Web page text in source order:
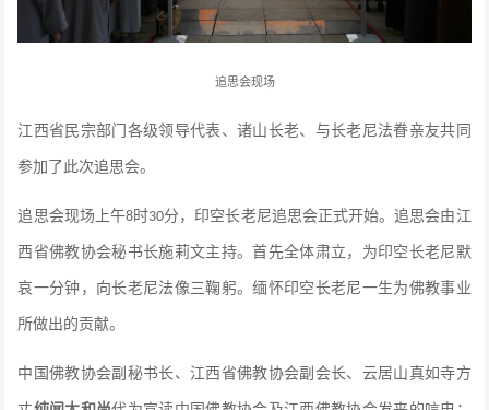
追思会现场
江西省民宗部门各级领导代表、诸山长老、与长老尼法眷亲友共同
参加了此次追思会。
追思会现场上午8时30分，印空长老尼追思会正式开始。追思会由江
西省佛教协会秘书长施莉文主持。首先全体肃立，为印空长老尼默
哀一分钟，向长老尼法像三鞠躬。缅怀印空长老尼一生为佛教事业
所做出的贡献。
中国佛教协会副秘书长、江西省佛教协会副会长、云居山真如寺方